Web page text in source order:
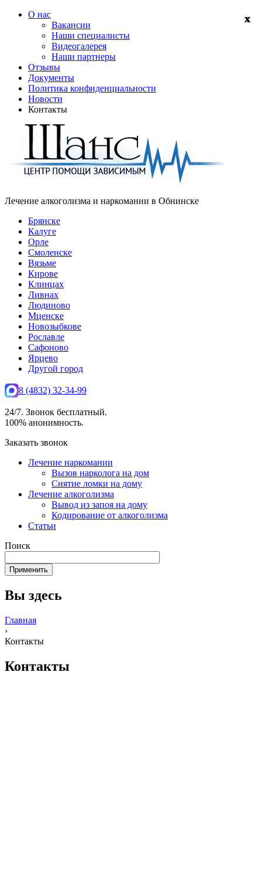
О нас
Вакансии
Наши специалисты
Видеогалерея
Наши партнеры
Отзывы
Документы
Политика конфиденциальности
Новости
Контакты
Лечение алкоголизма и наркомании в Обнинске
Брянске
Калуге
Орле
Смоленске
Вязьме
Кирове
Клинцах
Ливнах
Людиново
Мценске
Новозыбкове
Рославле
Сафоново
Ярцево
Другой город
8 (4832) 32-34-99
24/7. Звонок бесплатный.
100% анонимность.
Заказать звонок
Лечение наркомании
Вызов нарколога на дом
Снятие ломки на дому
Лечение алкоголизма
Вывод из запоя на дому
Кодирование от алкоголизма
Статьи
Поиск
Вы здесь
Главная
›
Контакты
Контакты